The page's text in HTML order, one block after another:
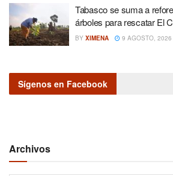
Tabasco se suma a
árboles para rescatar El
BY XIMENA 9 AGOSTO, 2026
Sígenos en Facebook
Archivos